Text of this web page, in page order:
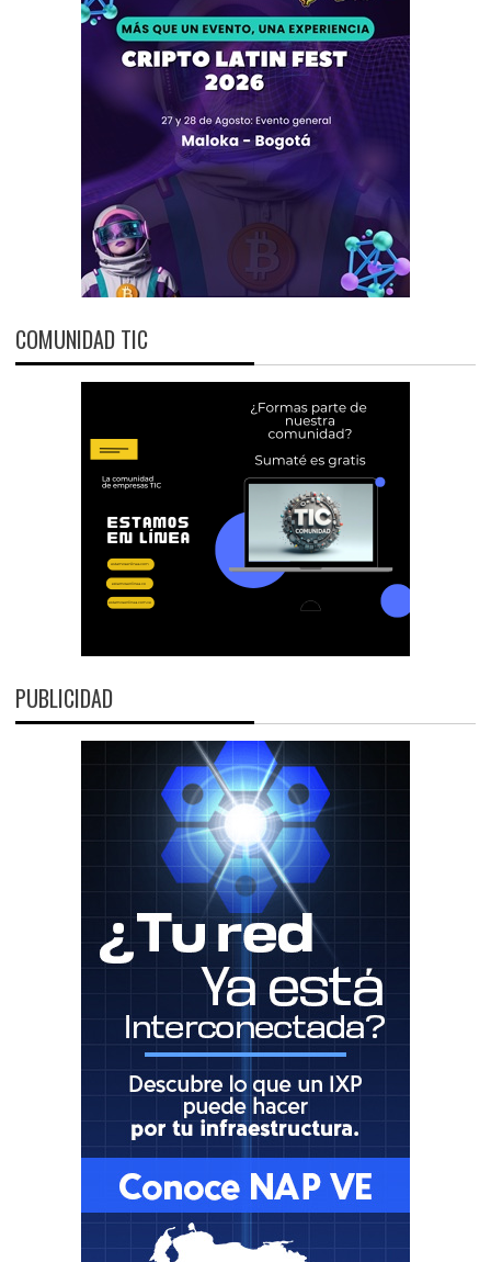
COMUNIDAD TIC
PUBLICIDAD